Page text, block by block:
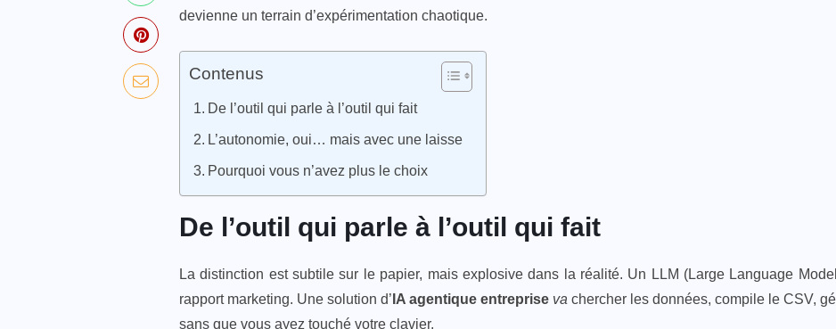
devienne un terrain d’expérimentation chaotique.
Contenus
De l’outil qui parle à l’outil qui fait
L’autonomie, oui… mais avec une laisse
Pourquoi vous n’avez plus le choix
De l’outil qui parle à l’outil qui fait
La distinction est subtile sur le papier, mais explosive dans la réalité. Un LLM (Large Language
rapport marketing. Une solution d’ IA agentique entreprise va chercher les données, compile le CSV,
sans que vous ayez touché votre clavier.